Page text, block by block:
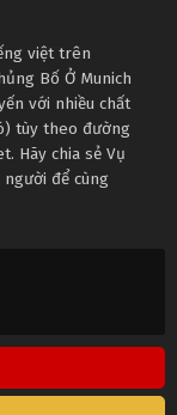
việt trên
Bố Ở Munich
với nhiều chất
tùy theo đường
Hãy chia sẻ Vụ
để cùng